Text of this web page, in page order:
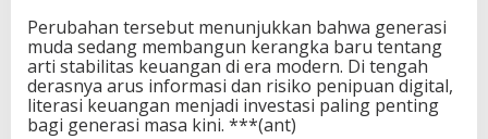
Perubahan tersebut menunjukkan bahwa generasi
muda sedang membangun kerangka baru tentang
arti stabilitas keuangan di era modern. Di tengah
derasnya arus informasi dan risiko penipuan digital,
literasi keuangan menjadi investasi paling penting
bagi generasi masa kini. ***(ant)